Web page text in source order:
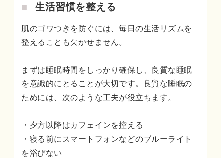
生活習慣を整える
肌のゴワつきを防ぐには、毎日の生活リズムを
整えることも欠かせません。
まずは睡眠時間をしっかり確保し、良質な睡眠
を意識的にとることが大切です。良質な睡眠の
ためには、次のような工夫が役立ちます。
・夕方以降はカフェインを控える
・寝る前にスマートフォンなどのブルーライト
を浴びない